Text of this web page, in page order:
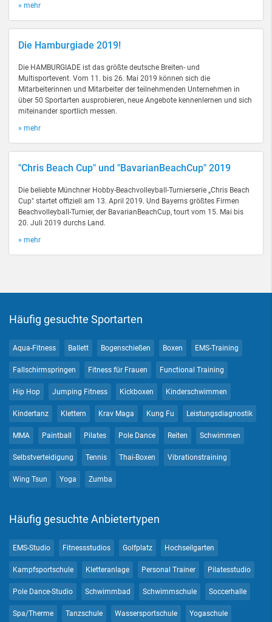
» mehr
Die Hamburgiade 2019!
Die HAMBURGIADE ist das größte deutsche Breiten- und
Multisportevent. Vom 11. bis 26. Mai 2019 können sich die
Mitarbeiterinnen und Mitarbeiter der teilnehmenden Unternehmen in
über 50 Sportarten ausprobieren, neue Angebote kennenlernen und sich
miteinander sportlich messen.
» mehr
"Chris Beach Cup" und "BavarianBeachCup" 2019
Die beliebte Münchner Hobby-Beachvolleyball-Turnierserie „Chris Beach
Cup" startet offiziell am 13. April 2019. Und Bayerns größtes Firmen
Beachvolleyball-Turnier, der BavarianBeachCup, tourt vom 15. Mai bis
20. Juli 2019 durchs Land.
» mehr
Häufig gesuchte Sportarten
Aqua-Fitness Ballett Bogenschießen Boxen EMS-Training
Fallschirmspringen Fitness für Frauen Functional Training
Hip Hop Jumping Fitness Kickboxen Kinderschwimmen
Kindertanz Klettern Krav Maga Kung Fu Leistungsdiagnostik
MMA Paintball Pilates Pole Dance Reiten Schwimmen
Selbstverteidigung Tennis Thai-Boxen Vibrationstraining
Wing Tsun Yoga Zumba
Häufig gesuchte Anbietertypen
EMS-Studio Fitnessstudios Golfplatz Hochseilgarten
Kampfsportschule Kletteranlage Personal Trainer Pilatesstudio
Pole Dance-Studio Schwimmbad Schwimmschule Soccerhalle
Spa/Therme Tanzschule Wassersportschule Yogaschule